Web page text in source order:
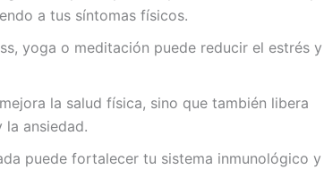
a tus síntomas físicos.
yoga o meditación puede reducir el estrés y
la salud física, sino que también libera
la ansiedad.
puede fortalecer tu sistema inmunológico y